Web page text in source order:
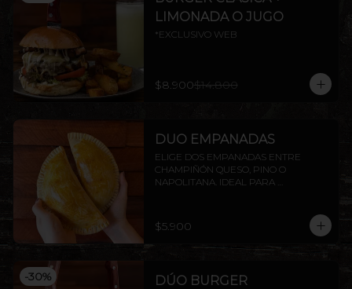
LIMONADA O JUGO
*EXCLUSIVO WEB
$8.900$14.800
DUO EMPANADAS
ELIGE DOS EMPANADAS ENTRE
CHAMPIÑÓN QUESO, PINO O
NAPOLITANA. IDEAL PARA
$5.900
-30% DÚO BURGER